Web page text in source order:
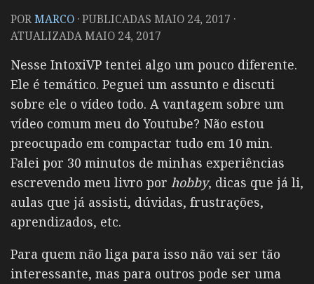
PORMARCO · PUBLICADAS MAIO 24, 2017 ·
ATUALIZADAMAIO 24, 2017
Nesse IntoxiVP tentei algo um pouco diferente.
Ele é temático. Peguei um assunto e discuti
sobre ele o vídeo todo. A vantagem sobre um
vídeo comum meu do Youtube? Não estou
preocupado em compactar tudo em 10 min.
Falei por 30 minutos de minhas experiências
escrevendo meu livro por hobby, dicas que já li,
aulas que já assisti, dúvidas, frustrações,
aprendizados, etc.
Para quem não liga para isso não vai ser tão
interessante, mas para outros pode ser uma